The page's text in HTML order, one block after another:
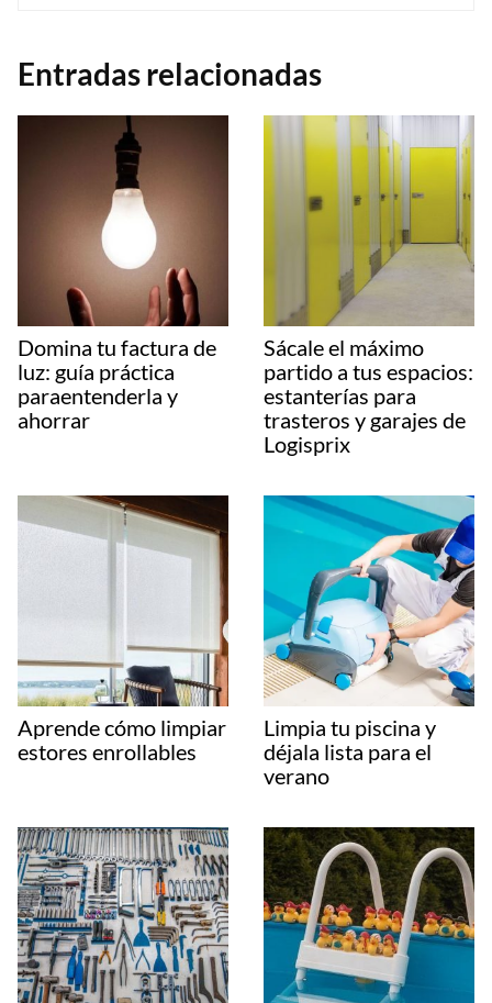
Entradas relacionadas
Domina tu factura de
luz: guía práctica
paraentenderla y
ahorrar
Sácale el máximo
partido a tus espacios:
estanterías para
trasteros y garajes de
Logisprix
Aprende cómo limpiar
estores enrollables
Limpia tu piscina y
déjala lista para el
verano